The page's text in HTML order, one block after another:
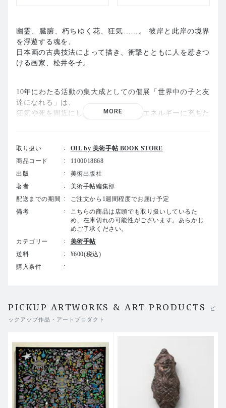
幽霊、臓腑、朽ちゆく花、狂気……。 彼岸と此岸の境界
を浮遊する魂を、
日本画の古典技法によって描き、衝撃とともに人を惹きつ
ける画家、松井冬子。
10年にわたる活動の集大成としての個展「世界中の子と友
達になれる」は、
狂気や死を間近にした人間が放出するエネルギーに充ちた
とは何か。
迫る。
MORE
取り扱い
OIL by 美術手帖 BOOK STORE
商品コード
1100018868
出版
美術出版社
著者
美術手帖編集部
配送までの期間
ご注文から1週間程度でお届け予定
備考
こちらの商品は店頭でも取り扱いしているた
め、在庫切れの可能性がございます。あらかじ
めご了承ください。
カテゴリー
美術手帖
送料
¥600(税込)
購入条件
PICKUP ARTWORKS & ART PRODUCTS
ピ
ックアップ作品・アートプロダクト